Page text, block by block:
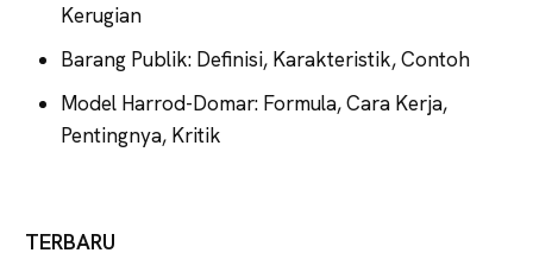
Kerugian
Barang Publik: Definisi, Karakteristik, Contoh
Model Harrod-Domar: Formula, Cara Kerja,
Pentingnya, Kritik
TERBARU